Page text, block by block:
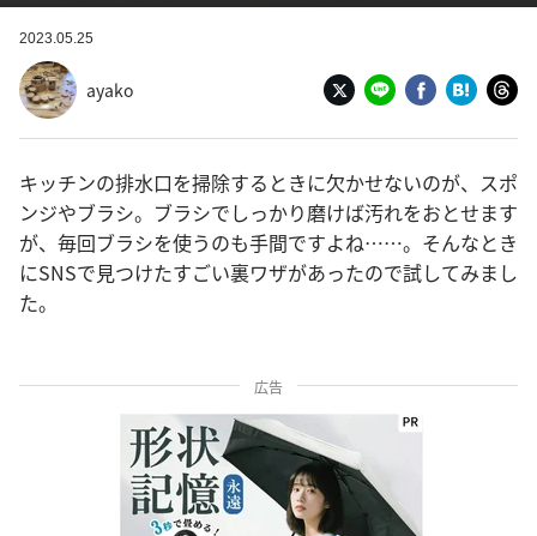
2023.05.25
ayako
キッチンの排水口を掃除するときに欠かせないのが、スポ
ンジやブラシ。ブラシでしっかり磨けば汚れをおとせます
が、毎回ブラシを使うのも手間ですよね……。そんなとき
にSNSで見つけたすごい裏ワザがあったので試してみまし
た。
広告